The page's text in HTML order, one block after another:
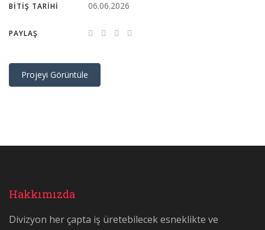
BITIŞ TARIHI 06.06.2026
PAYLAŞ
Projeyi Görüntüle
Hakkımızda
Divizyon her çapta iş üretebilecek esneklikte ve